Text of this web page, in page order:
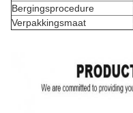
Bergingsprocedure
Verpakkingsmaat